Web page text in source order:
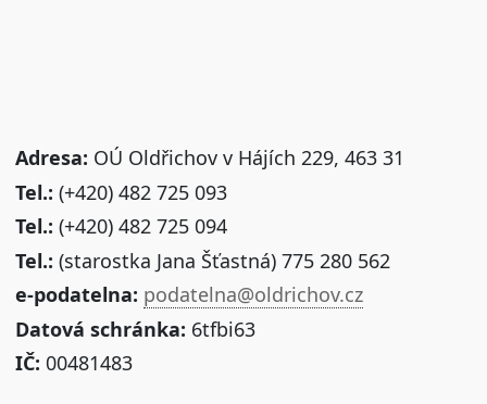
Adresa: OÚ Oldřichov v Hájích 229, 463 31
Tel.: (+420) 482 725 093
Tel.: (+420) 482 725 094
Tel.: (starostka Jana Šťastná) 775 280 562
e-podatelna: podatelna@oldrichov.cz
Datová schránka: 6tfbi63
IČ: 00481483